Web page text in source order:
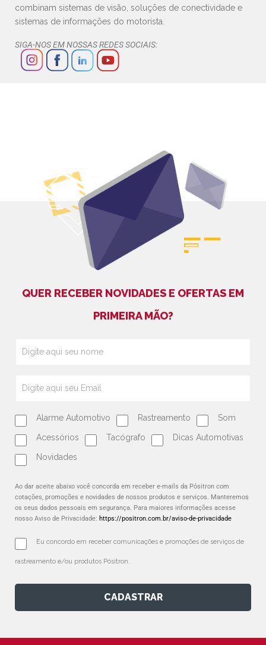
combinam sistemas de visão, soluções de conectividade e
sistemas de informações do motorista.
SIGA-NOS EM NOSSAS REDES SOCIAIS:
QUER RECEBER NOVIDADES E OFERTAS EM
PRIMEIRA MÃO?
Alarme Automotivo Rastreamento Som
Acessórios Tacógrafo Dicas Automotivas
Novidades
Ao dar aceite abaixo você concorda em receber e-mails da Pósitron com
cotações, promoções e novidades de nossos produtos e serviços. Manteremos
os seus dados pessoais em segurança. Para maiores informações acesse
nosso Aviso de Privacidade: https://positron.com.br/aviso-de-privacidade
Eu concordo em receber comunicações e promoções de serviços de
rastreamento e/ou produtos Pósitron.
CADASTRAR